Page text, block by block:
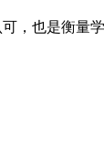
，也是衡量